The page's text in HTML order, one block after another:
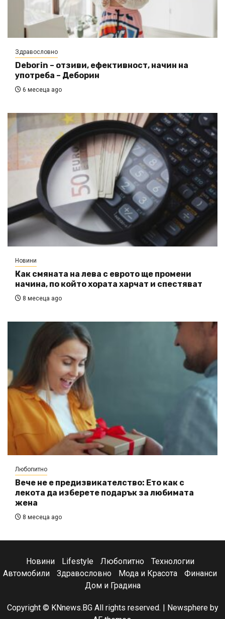
Здравословно
Deborin – отзиви, ефективност, начин на
употреба – Деборин
6 месеца ago
Новини
Как смяната на лева с еврото ще промени
начина, по който хората харчат и спестяват
8 месеца ago
Любопитно
Вече не е предизвикателство: Ето как с
лекота да изберете подарък за любимата
жена
8 месеца ago
Новини Lifestyle Любопитно
Технологии
Автомобили
Здравословно Мода и Красота
Финанси
Дом и Градина
Copyright © KNnews.BG All rights reserved. Newsphereby